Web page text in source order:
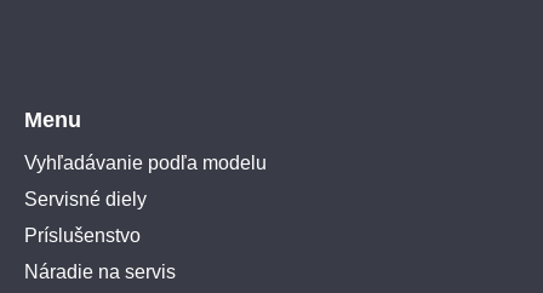
Menu
Vyhľadávanie podľa modelu
Servisné diely
Príslušenstvo
Náradie na servis